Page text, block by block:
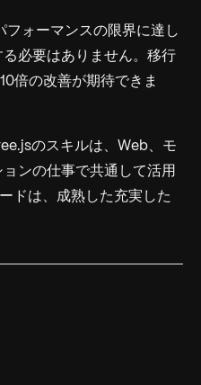
フォーマンスの限界に達し
必要はありません。移行
倍の改善が期待できま
のスキルは、Web、モ
ンの仕事で共通して活用
ドは、成熟した充実した